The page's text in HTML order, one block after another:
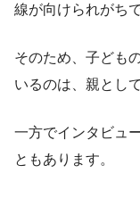
線が向けられがちで
そのため、子ども
いるのは、親とし
一方でインタビュ
ともあります。